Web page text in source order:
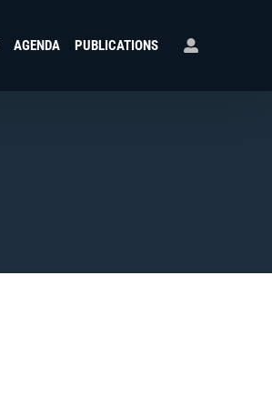
AGENDA PUBLICATIONS